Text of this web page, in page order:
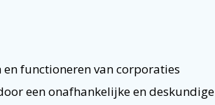
functioneren van corporaties
een onafhankelijke en deskundige